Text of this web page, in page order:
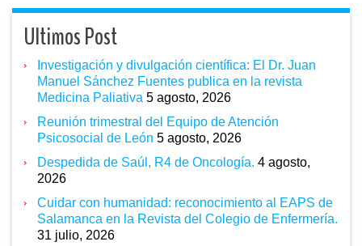
Ultimos Post
Investigación y divulgación científica: El Dr. Juan
Manuel Sánchez Fuentes publica en la revista
Medicina Paliativa 5 agosto, 2026
Reunión trimestral del Equipo de Atención
Psicosocial de León 5 agosto, 2026
Despedida de Saúl, R4 de Oncología. 4 agosto,
2026
Cuidar con humanidad: reconocimiento al EAPS de
Salamanca en la Revista del Colegio de Enfermería.
31 julio, 2026